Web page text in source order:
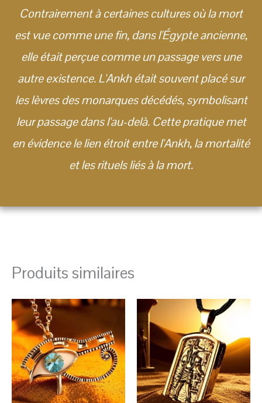
Contrairement à certaines cultures où la mort
est vue comme une fin, dans l'Égypte ancienne,
elle était perçue comme un passage vers une
autre existence. L'Ankh était souvent placé sur
les lèvres des monarques décédés, symbolisant
leur passage dans l'au-delà. Cette pratique met
en évidence le lien étroit entre l'Ankh, la mortalité
et les rituels liés à la mort.
Produits similaires